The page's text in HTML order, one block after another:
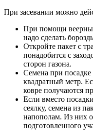
При засевании можно
При помощи
надо сделать
Откройте пакет с
понадобится с
сторон газона.
Семена при
квадратный метр.
ковре получаются
Если вместо
сеялку, семена из
напополам. Из них
подготовленного